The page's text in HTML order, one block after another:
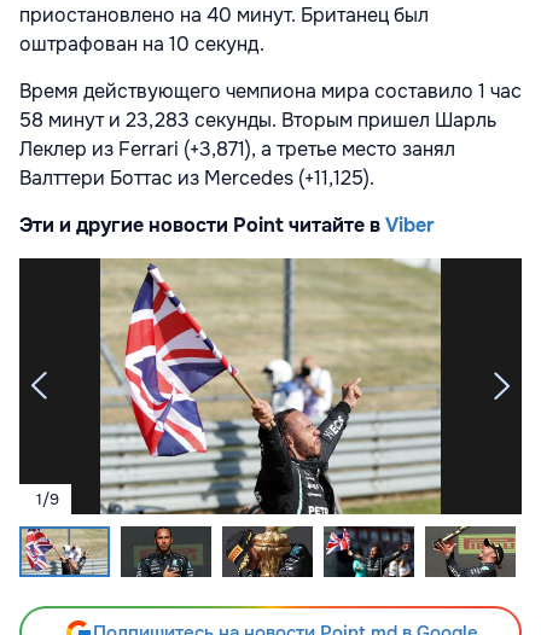
приостановлено на 40 минут. Британец был
оштрафован на 10 секунд.
Время действующего чемпиона мира составило 1 час
58 минут и 23,283 секунды. Вторым пришел Шарль
Леклер из Ferrari (+3,871), а третье место занял
Валттери Боттас из Mercedes (+11,125).
Эти и другие новости Point читайте вViber
1/9